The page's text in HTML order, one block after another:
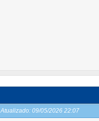
Atualizado: 09/05/2026 22:07